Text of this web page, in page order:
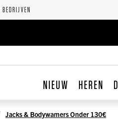
NIEUW HEREN
Jacks & Bodywamers Onder 130€